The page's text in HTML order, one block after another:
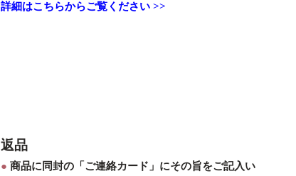
詳細はこちらからご覧ください >>
返品
● 商品に同封の「ご連絡カード」にその旨をご記入い